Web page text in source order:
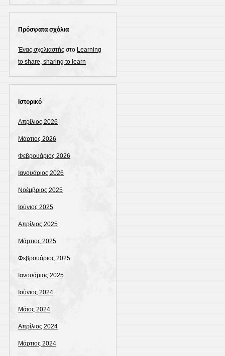
Πρόσφατα σχόλια
Ένας σχολιαστής στο Learning
to share, sharing to learn
Ιστορικό
Απρίλιος 2026
Μάρτιος 2026
Φεβρουάριος 2026
Ιανουάριος 2026
Νοέμβριος 2025
Ιούνιος 2025
Απρίλιος 2025
Μάρτιος 2025
Φεβρουάριος 2025
Ιανουάριος 2025
Ιούνιος 2024
Μάιος 2024
Απρίλιος 2024
Μάρτιος 2024